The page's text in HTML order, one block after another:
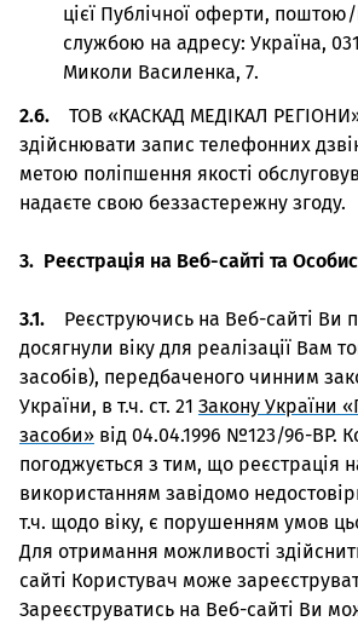
цієї Публічної оферти,
службою на адресу: Україна,
Миколи Василенка, 7.
2.6.
ТОВ «КАСКАД МЕДІКАЛ
здійснювати запис телефонних
метою поліпшення якості
надаєте свою беззастережну згоду.
3. Реєстрація на Веб-сайті та
3.1.
Реєструючись на Веб-сайті Ви
досягнули віку для реалізації Вам
засобів), передбаченого чинним
України, в т.ч. ст. 21 Закону України
засоби» від 04.04.1996 №123/96-ВР.
погоджується з тим, що реєстрація
використанням завідомо
т.ч. щодо віку, є порушенням умов
Для отримання можливості
сайті Користувач може
Зареєструватись на Веб-сайті Ви